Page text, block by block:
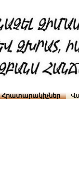
Հրատարակիչներ